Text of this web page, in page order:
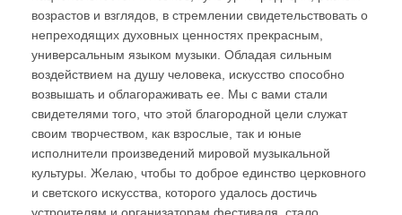
возрастов и взглядов, в стремлении свидетельствовать о
непреходящих духовных ценностях прекрасным,
универсальным языком музыки. Обладая сильным
воздействием на душу человека, искусство способно
возвышать и облагораживать ее. Мы с вами стали
свидетелями того, что этой благородной цели служат
своим творчеством, как взрослые, так и юные
исполнители произведений мировой музыкальной
культуры. Желаю, чтобы то доброе единство церковного
и светского искусства, которого удалось достичь